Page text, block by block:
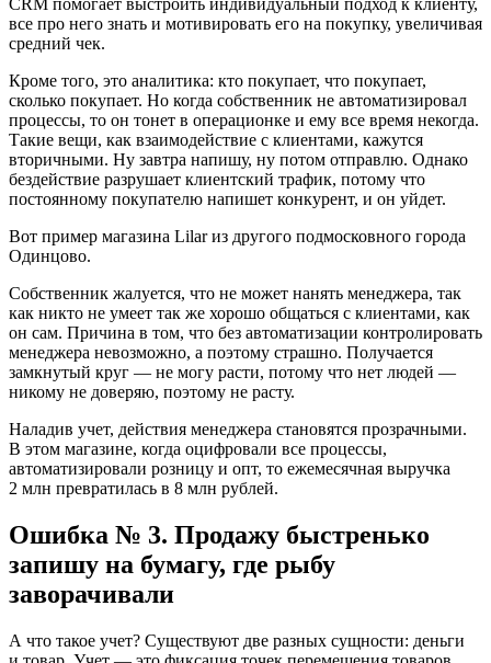
CRM помогает выстроить индивидуальный подход к клиенту,
все про него знать и мотивировать его на покупку, увеличивая
средний чек.
Кроме того, это аналитика: кто покупает, что покупает,
сколько покупает. Но когда собственник не автоматизировал
процессы, то он тонет в операционке и ему все время некогда.
Такие вещи, как взаимодействие с клиентами, кажутся
вторичными. Ну завтра напишу, ну потом отправлю. Однако
бездействие разрушает клиентский трафик, потому что
постоянному покупателю напишет конкурент, и он уйдет.
Вот пример магазина Lilar из другого подмосковного города
Одинцово.
Собственник жалуется, что не может нанять менеджера, так
как никто не умеет так же хорошо общаться с клиентами, как
он сам. Причина в том, что без автоматизации контролировать
менеджера невозможно, а поэтому страшно. Получается
замкнутый круг — не могу расти, потому что нет людей —
никому не доверяю, поэтому не расту.
Наладив учет, действия менеджера становятся прозрачными.
В этом магазине, когда оцифровали все процессы,
автоматизировали розницу и опт, то ежемесячная выручка
2 млн превратилась в 8 млн рублей.
Ошибка № 3. Продажу быстренько
запишу на бумагу, где рыбу
заворачивали
А что такое учет? Существуют две разных сущности: деньги